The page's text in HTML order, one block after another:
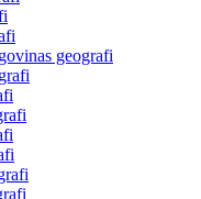
geografi